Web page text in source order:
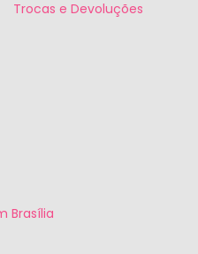
Trocas e Devoluções
Brasília